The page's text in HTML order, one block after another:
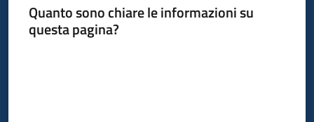
Quanto sono chiare le informazioni su
questa pagina?